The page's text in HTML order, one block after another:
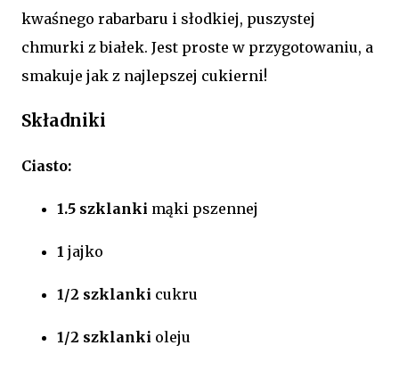
kwaśnego rabarbaru i słodkiej, puszystej
chmurki z białek. Jest proste w przygotowaniu, a
smakuje jak z najlepszej cukierni!
Składniki
Ciasto:
1.5 szklanki mąki pszennej
1 jajko
1/2 szklanki cukru
1/2 szklanki oleju